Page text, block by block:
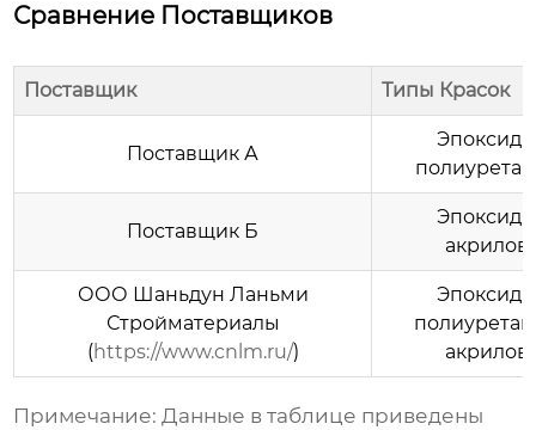
Сравнение Поставщиков
Поставщик Типы Красок
Поставщик А
Поставщик Б
ООО Шаньдун Ланьми
Стройматериалы
(https://www.cnlm.ru/)
Примечание: Данные в таблице приведены